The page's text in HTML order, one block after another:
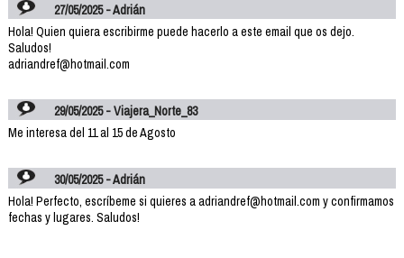
27/05/2025 - Adrián
Hola! Quien quiera escribirme puede hacerlo a este email que os dejo.
Saludos!
adriandref@hotmail.com
29/05/2025 - Viajera_Norte_83
Me interesa del 11 al 15 de Agosto
30/05/2025 - Adrián
Hola! Perfecto, escríbeme si quieres a adriandref@hotmail.com y confirmamos
fechas y lugares. Saludos!